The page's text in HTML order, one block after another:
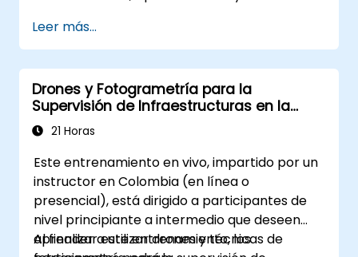
Leer más...
Drones y Fotogrametría para la
Supervisión de Infraestructuras en la
Construcción
21 Horas
Este entrenamiento en vivo, impartido por un
instructor en Colombia (en línea o
presencial), está dirigido a participantes de
nivel principiante a intermedio que deseen
aprender a utilizar drones y técnicas de
Al finalizar este entrenamiento, los